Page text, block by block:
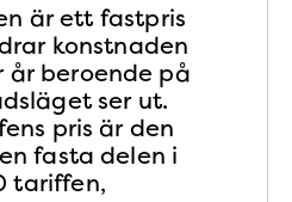
är ett fastpris
konstnaden
år beroende på
ser ut.
pris är den
fasta delen i
tariffen,